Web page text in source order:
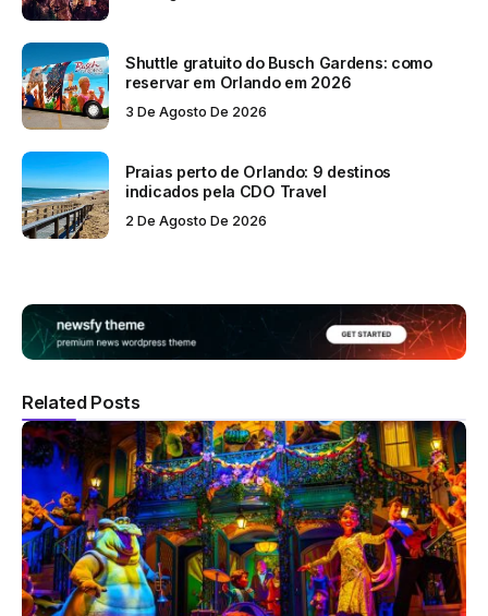
Shuttle gratuito do Busch Gardens: como
reservar em Orlando em 2026
3 De Agosto De 2026
Praias perto de Orlando: 9 destinos
indicados pela CDO Travel
2 De Agosto De 2026
Related Posts